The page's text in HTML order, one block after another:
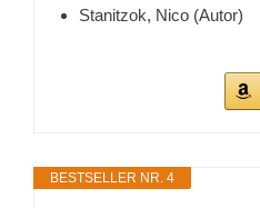
Stanitzok, Nico (Autor)
BESTSELLER NR. 4